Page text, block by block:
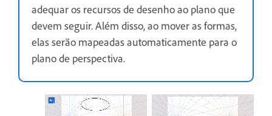
adequar os recursos de desenho ao plano que
devem seguir. Além disso, ao mover as formas,
elas serão mapeadas automaticamente para o
plano de perspectiva.